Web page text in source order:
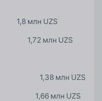
1,8 млн UZS
1,72 млн UZS
1,38 млн UZS
1,66 млн UZS